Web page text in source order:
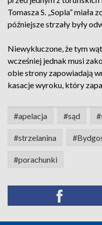
Tomasza S. „Sopla” miała
późniejsze strzały były
Niewykluczone, że tym
wcześniej jednak musi
obie strony zapowiadają
kasacje wyroku, który
#apelacja #sąd
#strzelanina
#porachunki